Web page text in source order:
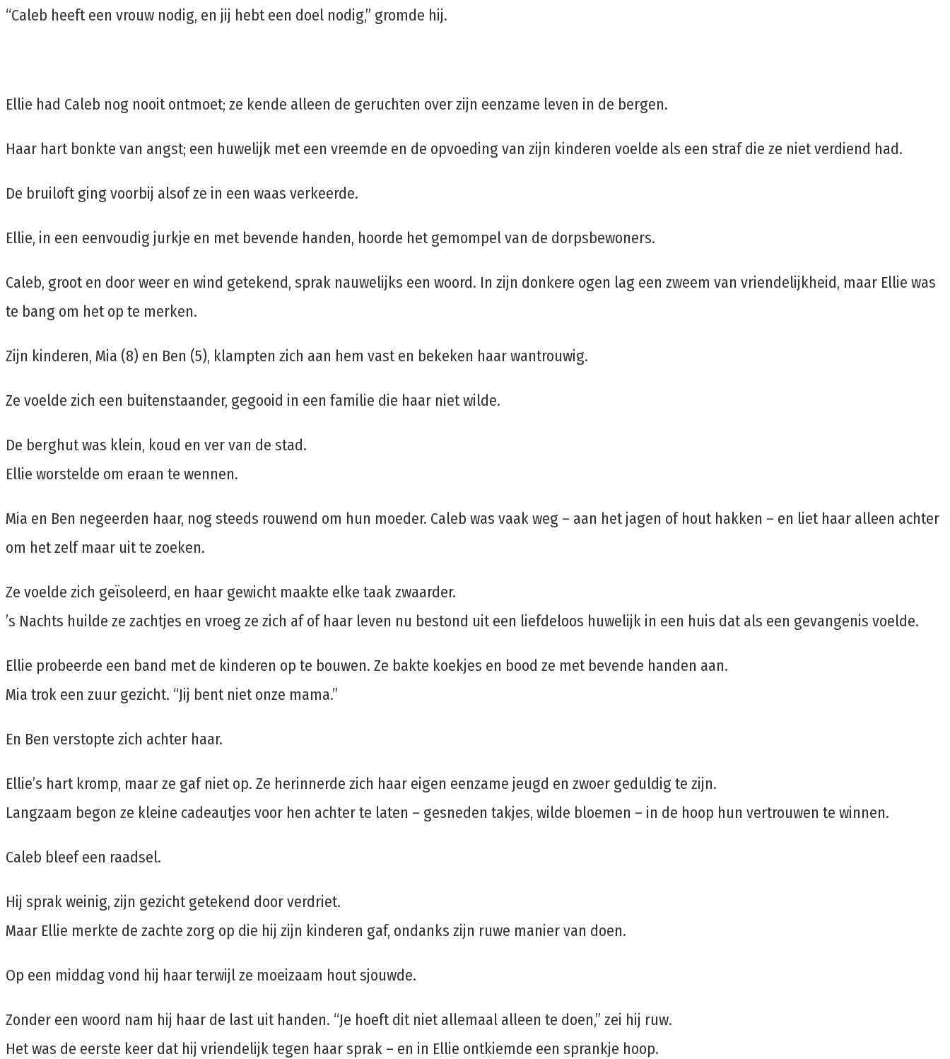
“Caleb heeft een vrouw nodig, en jij hebt een doel nodig,” gromde hij.
Ellie had Caleb nog nooit ontmoet; ze kende alleen de geruchten over zijn eenzame leven in de bergen.
Haar hart bonkte van angst; een huwelijk met een vreemde en de opvoeding van zijn kinderen voelde als een straf die ze niet verdiend had.
De bruiloft ging voorbij alsof ze in een waas verkeerde.
Ellie, in een eenvoudig jurkje en met bevende handen, hoorde het gemompel van de dorpsbewoners.
Caleb, groot en door weer en wind getekend, sprak nauwelijks een woord. In zijn donkere ogen lag een zweem van vriendelijkheid, maar Ellie was
te bang om het op te merken.
Zijn kinderen, Mia (8) en Ben (5), klampten zich aan hem vast en bekeken haar wantrouwig.
Ze voelde zich een buitenstaander, gegooid in een familie die haar niet wilde.
De berghut was klein, koud en ver van de stad.
Ellie worstelde om eraan te wennen.
Mia en Ben negeerden haar, nog steeds rouwend om hun moeder. Caleb was vaak weg – aan het jagen of hout hakken – en liet haar alleen achter
om het zelf maar uit te zoeken.
Ze voelde zich geïsoleerd, en haar gewicht maakte elke taak zwaarder.
’s Nachts huilde ze zachtjes en vroeg ze zich af of haar leven nu bestond uit een liefdeloos huwelijk in een huis dat als een gevangenis voelde.
Ellie probeerde een band met de kinderen op te bouwen. Ze bakte koekjes en bood ze met bevende handen aan.
Mia trok een zuur gezicht. “Jij bent niet onze mama.”
En Ben verstopte zich achter haar.
Ellie’s hart kromp, maar ze gaf niet op. Ze herinnerde zich haar eigen eenzame jeugd en zwoer geduldig te zijn.
Langzaam begon ze kleine cadeautjes voor hen achter te laten – gesneden takjes, wilde bloemen – in de hoop hun vertrouwen te winnen.
Caleb bleef een raadsel.
Hij sprak weinig, zijn gezicht getekend door verdriet.
Maar Ellie merkte de zachte zorg op die hij zijn kinderen gaf, ondanks zijn ruwe manier van doen.
Op een middag vond hij haar terwijl ze moeizaam hout sjouwde.
Zonder een woord nam hij haar de last uit handen. “Je hoeft dit niet allemaal alleen te doen,” zei hij ruw.
Het was de eerste keer dat hij vriendelijk tegen haar sprak – en in Ellie ontkiemde een sprankje hoop.